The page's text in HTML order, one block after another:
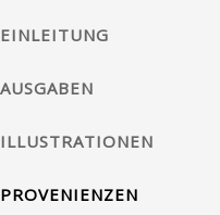
EINLEITUNG
AUSGABEN
ILLUSTRATIONEN
PROVENIENZEN